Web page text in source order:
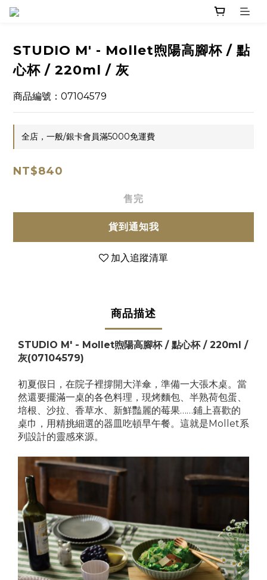
STUDIO M' - Mollet煦陽高腳杯 / 點
心杯 / 220ml / 灰
商品編號：07104579
全店，一般/銀卡會員滿5000免運費
NT$840
售完
貨到通知我
加入追蹤清單
商品描述
STUDIO M' - Mollet煦陽高腳杯 / 點心杯 / 220ml /
灰(07104579)
初夏假日，在院子裡撐開大洋傘，準備一大張木桌。當
然還要擺滿一桌的各色料理，現烤麵包、半熟荷包蛋、
培根、沙拉、香草水、新鮮豔麗的莓果……鋪上喜歡的
桌巾，用精挑細選的器皿吃頓早午餐。這就是Mollet系
列設計的靈感來源。